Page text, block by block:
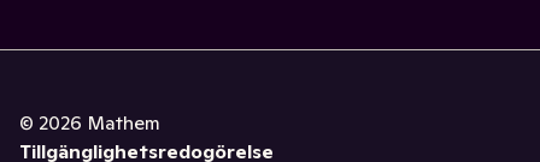
© 2026 Mathem
Tillgänglighetsredogörelse